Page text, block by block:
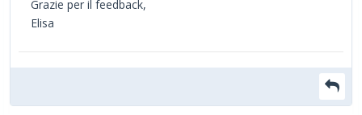
Grazie per il feedback,
Elisa